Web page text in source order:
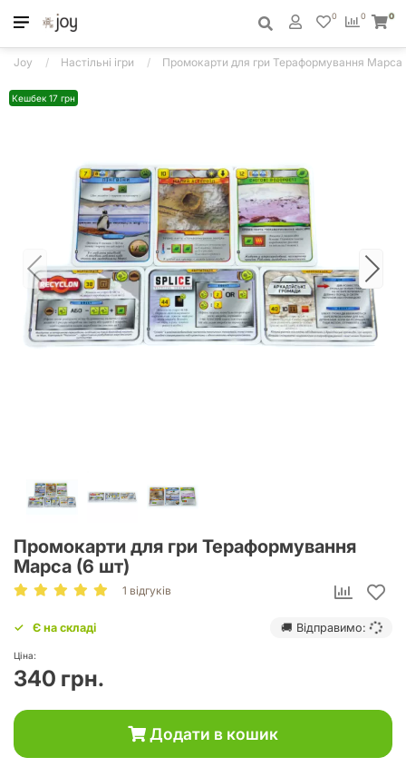
0
0 0
Joy Настільні ігри Промокарти для гри Тераформування Марса
Кешбек 17 грн
Промокарти для гри Тераформування
Марса (6 шт)
1 відгуків
Є на складі 🚚 Відправимо:
Ціна:
340 грн.
Додати в кошик